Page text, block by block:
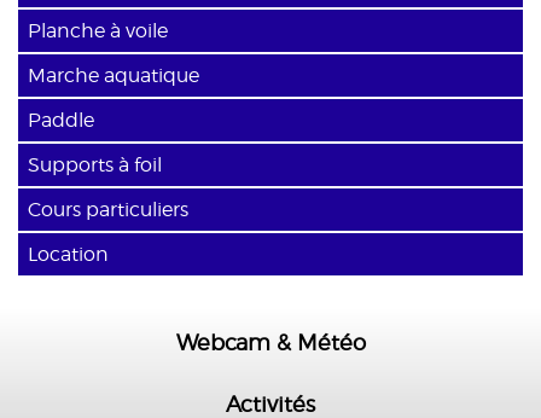
Planche à voile
Marche aquatique
Paddle
Supports à foil
Cours particuliers
Location
Webcam & Météo
Activités